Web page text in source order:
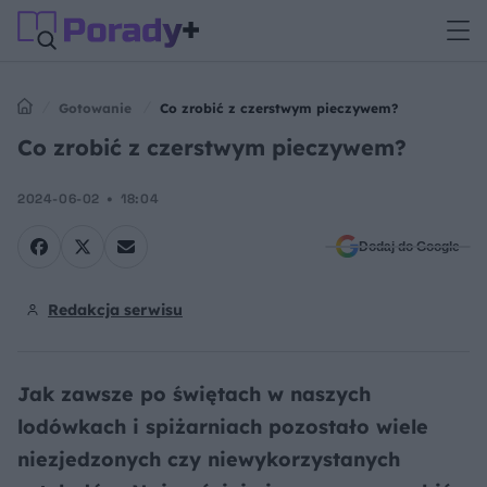
Gotowanie Co zrobić z czerstwym pieczywem?
Co zrobić z czerstwym pieczywem?
2024-06-02 18:04
Dodaj do Google
Redakcja serwisu
Jak zawsze po świętach w naszych
lodówkach i spiżarniach pozostało wiele
niezjedzonych czy niewykorzystanych